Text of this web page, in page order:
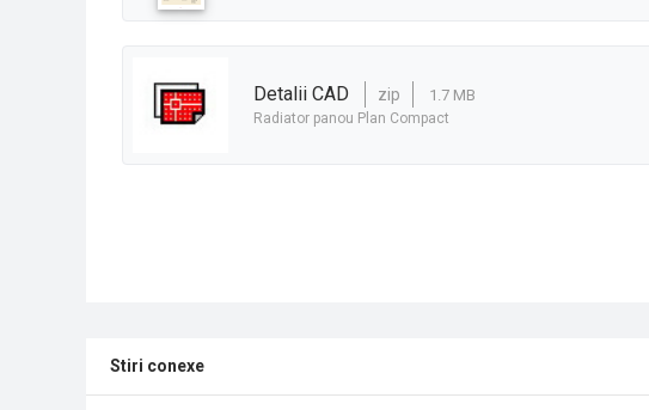
detalii CAD zip 1.7 MB
Radiator panou Plan Compact
Stiri conexe